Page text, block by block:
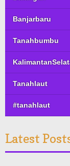
Banjarbaru
Tanahbumbu
Tanahlaut
#tanahlaut
Latest